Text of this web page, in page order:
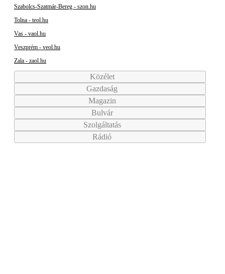
Szabolcs-Szatmár-Bereg - szon.hu
Tolna - teol.hu
Vas - vaol.hu
Veszprém - veol.hu
Zala - zaol.hu
Közélet
Gazdaság
Magazin
Bulvár
Szolgáltatás
Rádió